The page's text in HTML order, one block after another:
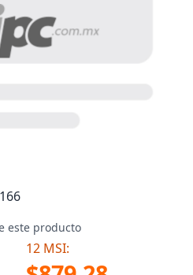
este producto
12 MSI: